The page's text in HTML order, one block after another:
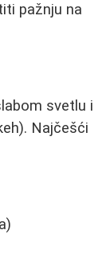
pažnju na
svetlu i
Najčešći